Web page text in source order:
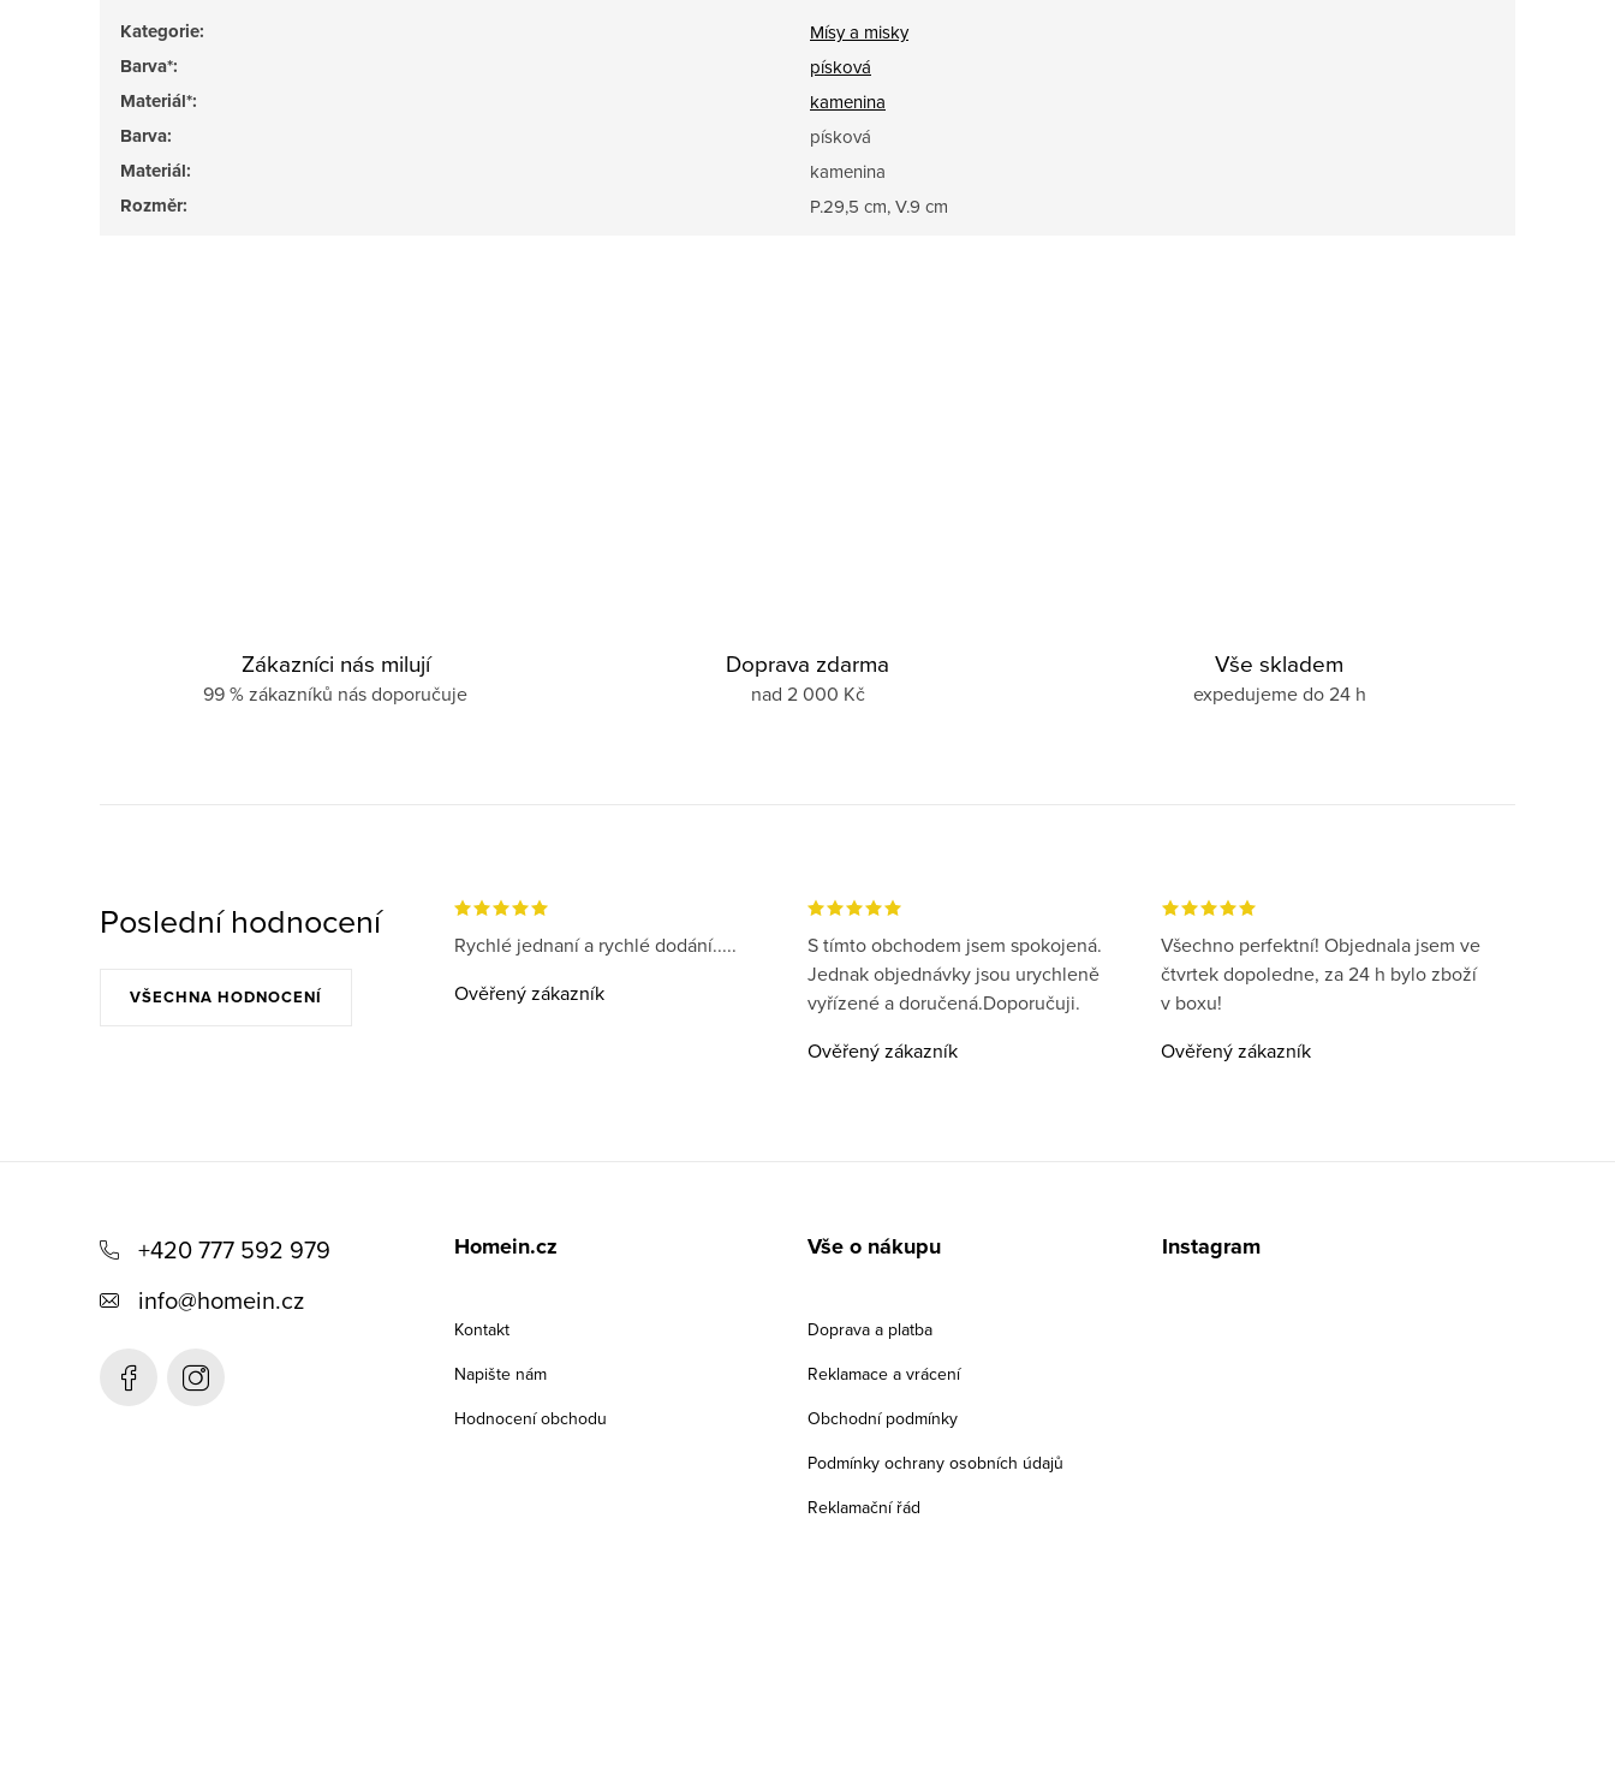
Kategorie: Mísy a misky
Barva*: písková
Materiál*: kamenina
Barva: písková
Materiál: kamenina
Rozměr: P.29,5 cm, V.9 cm
Zákazníci nás milují
99 % zákazníků nás doporučuje
Doprava zdarma
nad 2 000 Kč
Vše skladem
expedujeme do 24 h
Poslední hodnocení
VŠECHNA HODNOCENÍ
Rychlé jednaní a rychlé dodání.....
Ověřený zákazník
S tímto obchodem jsem spokojená.
Jednak objednávky jsou urychleně
vyřízené a doručená.Doporučuji.
Ověřený zákazník
Všechno perfektní! Objednala jsem ve
čtvrtek dopoledne, za 24 h bylo zboží
v boxu!
Ověřený zákazník
+420 777 592 979
info@homein.cz
Homein.cz
Kontakt
Napište nám
Hodnocení obchodu
Vše o nákupu
Doprava a platba
Reklamace a vrácení
Obchodní podmínky
Podmínky ochrany osobních údajů
Reklamační řád
Instagram